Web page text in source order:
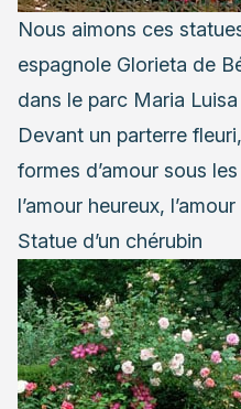
Nous aimons ces
espagnole Glorieta de
dans le parc Maria
Devant un parterre
formes d’amour sous
l’amour heureux,
Statue d’un chérubin